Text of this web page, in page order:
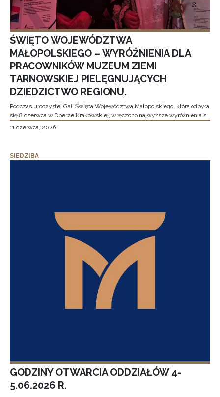
ŚWIĘTO WOJEWÓDZTWA
MAŁOPOLSKIEGO – WYRÓŻNIENIA DLA
PRACOWNIKÓW MUZEUM ZIEMI
TARNOWSKIEJ PIELĘGNUJĄCYCH
DZIEDZICTWO REGIONU.
Podczas uroczystej Gali Święta Województwa Małopolskiego, która odbyła
się 8 czerwca w Operze Krakowskiej, wręczono najwyższe wyróżnienia s
11 czerwca, 2026
SIEDZIBA
GODZINY OTWARCIA ODDZIAŁÓW 4-
5.06.2026 R.